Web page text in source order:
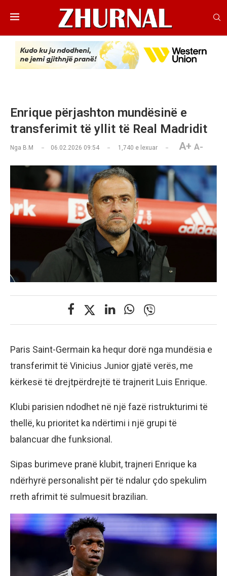
Enrique përjashton mundësinë e
transferimit të yllit të Real Madridit
Nga B.M 06.02.2026 09:54 1,740 e lexuar A+ A-
Paris Saint-Germain ka hequr dorë nga mundësia e
transferimit të Vinicius Junior gjatë verës, me
kërkesë të drejtpërdrejtë të trajnerit Luis Enrique.
Klubi parisien ndodhet në një fazë ristrukturimi të
thellë, ku prioritet ka ndërtimi i një grupi të
balancuar dhe funksional.
Sipas burimeve pranë klubit, trajneri Enrique ka
ndërhyrë personalisht për të ndalur çdo spekulim
rreth afrimit të sulmuesit brazilian.